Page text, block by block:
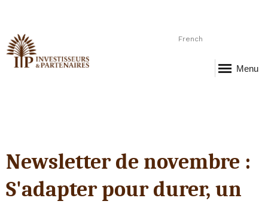
French
Menu
Newsletter de novembre :
S'adapter pour durer, un